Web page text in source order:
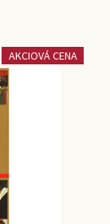
AKCIOVÁ CENA